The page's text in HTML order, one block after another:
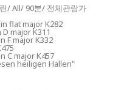
/ All/ 90분/ 전체관람가
flat major K282
major K311
F major K332
C major K457
heiligen Hallen"